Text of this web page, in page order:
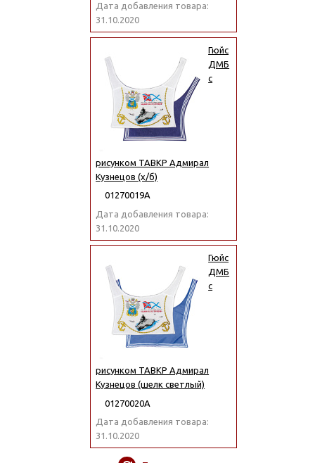
Дата добавления товара:
31.10.2020
Гюйс
ДМБ
с
рисунком ТАВКР Адмирал
Кузнецов (х/б)
01270019А
Дата добавления товара:
31.10.2020
Гюйс
ДМБ
с
рисунком ТАВКР Адмирал
Кузнецов (шелк светлый)
01270020А
Дата добавления товара:
31.10.2020